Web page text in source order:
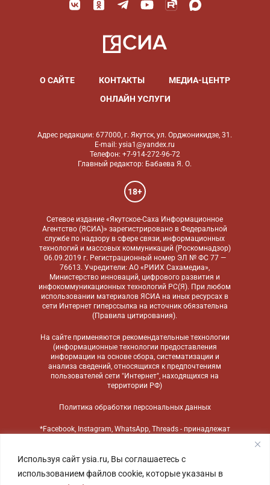
Используя сайт ysia.ru, Вы соглашаетесь с
использованием файлов cookie, которые указаны в
О САЙТЕ КОНТАКТЫ
МЕДИА-ЦЕНТР
ОНЛАЙН УСЛУГИ
Адрес редакции: 677000, г. Якутск, ул. Орджоникидзе, 31.
E-mail: ysia1@yandex.ru
Телефон: +7-914-272-96-72
Главный редактор: Бабаева Я. О.
18+
Сетевое издание «Якутское-Саха Информационное
Агентство (ЯСИА)» зарегистрировано в Федеральной
службе по надзору в сфере связи, информационных
технологий и массовых коммуникаций (Роскомнадзор)
06.09.2019 г. Регистрационный номер ЭЛ № ФС 77 —
76613. Учредители: АО «РИИХ Сахамедиа»,
Министерство инноваций, цифрового развития и
инфокоммуникационных технологий РС(Я). При любом
использовании материалов ЯСИА на иных ресурсах в
сети Интернет гиперссылка на источник обязательна
(Правила цитирования).
На сайте применяются рекомендательные технологии
(информационные технологии предоставления
информации на основе сбора, систематизации и
анализа сведений, относящихся к предпочтениям
пользователей сети "Интернет", находящихся на
территории РФ)
Политика обработки персональных данных
*Facebook, Instagram, WhatsApp, Threads - принадлежат